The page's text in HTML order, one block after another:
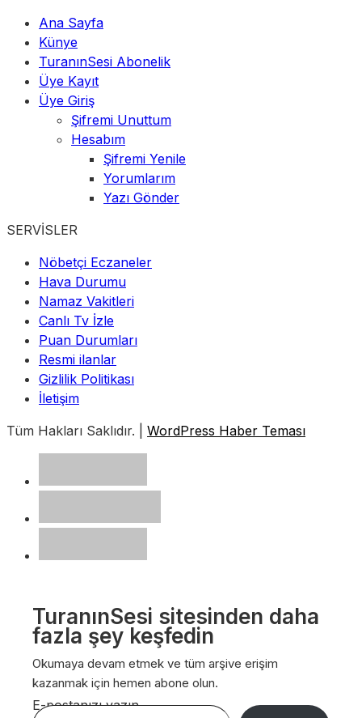
Ana Sayfa
Künye
TuranınSesi Abonelik
Üye Kayıt
Üye Giriş
Şifremi Unuttum
Hesabım
Şifremi Yenile
Yorumlarım
Yazı Gönder
SERVİSLER
Nöbetçi Eczaneler
Hava Durumu
Namaz Vakitleri
Canlı Tv İzle
Puan Durumları
Resmi ilanlar
Gizlilik Politikası
İletişim
Tüm Hakları Saklıdır. | WordPress Haber Teması
TuranınSesi sitesinden daha
fazla şey keşfedin
Okumaya devam etmek ve tüm arşive erişim
kazanmak için hemen abone olun.
E-postanızı yazın…